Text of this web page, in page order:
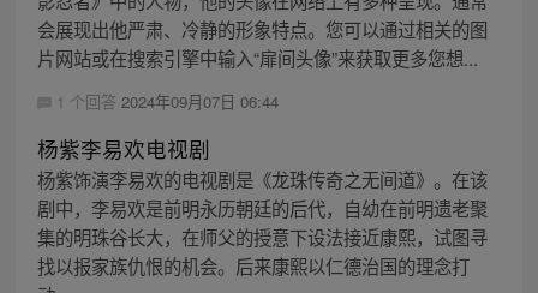
会展现出他严肃、冷静的形象特点。您可以通过相关的图
片网站或在搜索引擎中输入“扉间头像”来获取更多您想...
1 个回答 2024年09月07日 06:44
杨紫李易欢电视剧
杨紫饰演李易欢的电视剧是《龙珠传奇之无间道》。在该
剧中，李易欢是前明永历朝廷的后代，自幼在前明遗老聚
集的明珠谷长大，在师父的授意下设法接近康熙，试图寻
找以报家族仇恨的机会。后来康熙以仁德治国的理念打